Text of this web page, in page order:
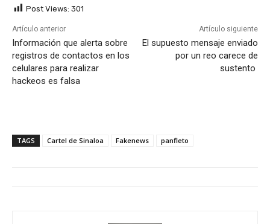
Post Views: 301
Artículo anterior
Información que alerta sobre
registros de contactos en los
celulares para realizar
hackeos es falsa
Artículo siguiente
El supuesto mensaje enviado
por un reo carece de
sustento
TAGS Cartel de Sinaloa Fakenews panfleto